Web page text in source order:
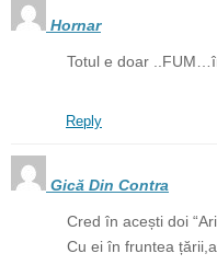
Hornar
Totul e doar
Reply
Gică Din Contra
Cred în acești doi
Cu ei în fruntea